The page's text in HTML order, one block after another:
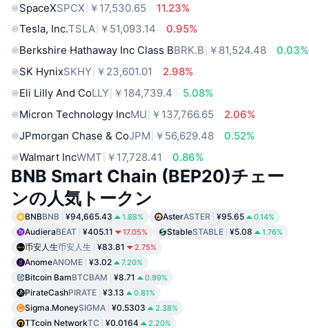
SpaceXSPCX ￥17,530.65
11.23%
Tesla, Inc.TSLA ￥51,093.14
0.95%
Berkshire Hathaway Inc Class BBRK.B ￥81,524.48
0.03%
SK HynixSKHY ￥23,601.01
2.98%
Eli Lilly And CoLLY ￥184,739.4
5.08%
Micron Technology IncMU ￥137,766.65
2.06%
JPmorgan Chase & CoJPM ￥56,629.48
0.52%
Walmart IncWMT ￥17,728.41 0.86%
BNB Smart Chain (BEP20)チェー
ンの人気トークン
BNBBNB ¥94,665.43 1.88% AsterASTER ¥95.65 0.14%
AudieraBEAT ¥405.11 17.05% StableSTABLE ¥5.08 1.76%
币安人生币安人生 ¥83.81 2.75%
AnomeANOME ¥3.02 7.20%
Bitcoin BamBTCBAM ¥8.71 0.99%
PirateCashPIRATE ¥3.13 0.81%
Sigma.MoneySIGMA ¥0.5303 2.38%
TTcoin NetworkTC ¥0.0164 2.20%